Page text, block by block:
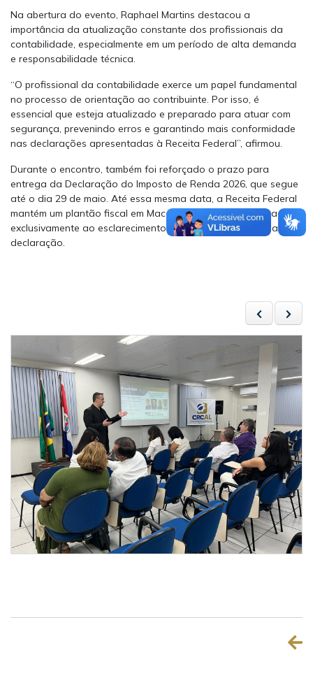
Na abertura do evento, Raphael Martins destacou a
importância da atualização constante dos profissionais da
contabilidade, especialmente em um período de alta demanda
e responsabilidade técnica.
“O profissional da contabilidade exerce um papel fundamental
no processo de orientação ao contribuinte. Por isso, é
essencial que esteja atualizado e preparado para atuar com
segurança, prevenindo erros e garantindo mais conformidade
nas declarações apresentadas à Receita Federal”, afirmou.
Durante o encontro, também foi reforçado o prazo para
entrega da Declaração do Imposto de Renda 2026, que segue
até o dia 29 de maio. Até essa mesma data, a Receita Federal
mantém um plantão fiscal em Maceió, das 8h às 12h, voltado
exclusivamente ao esclarecimento de dúvidas relacionadas à
declaração.